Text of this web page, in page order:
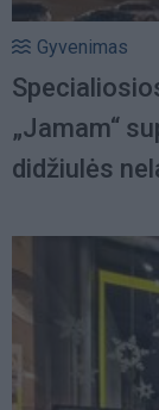
Gyvenimas
„Jamam“
didžiulės